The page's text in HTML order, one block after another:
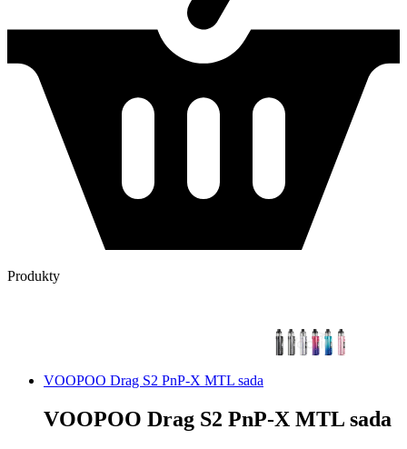
Produkty
VOOPOO Drag S2 PnP-X MTL sada
VOOPOO Drag S2 PnP-X MTL sada